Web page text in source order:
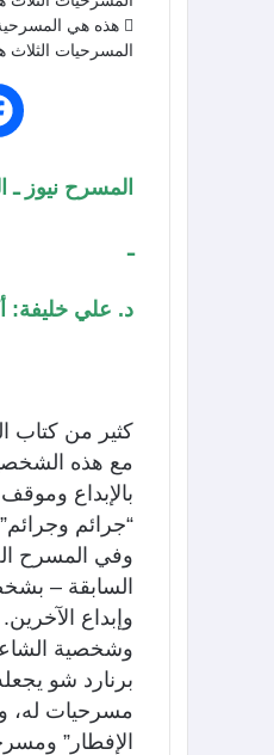
هذه هي المسرحية
المسرحيات
المسرح نيوز ـ
ـ
د. علي خليفة:
كثير من كتاب
مع هذه
بالإبداع
“جرائم
وفي المسرح
السابقة –
وإبداع الآخرين.
وشخصية
برنارد شو
مسرحيات له،
الإفطار”